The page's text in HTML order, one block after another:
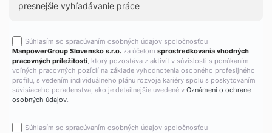
presnejšie vyhľadávanie práce
Súhlasím so spracúvaním osobných údajov spoločnosťou
ManpowerGroup Slovensko s.r.o. za účelom sprostredkovania vhodných
pracovných príležitostí, ktorý pozostáva z aktivít v súvislosti s ponúkaním
voľných pracovných pozícií na základe vyhodnotenia osobného profesijného
profilu, s vedením individuálneho plánu rozvoja kariéry spolu s poskytovaním
súvisiaceho poradenstva, ako je detailnejšie uvedené v Oznámení o ochrane
osobných údajov.
Súhlasím so spracúvaním osobných údajov spoločnosťou